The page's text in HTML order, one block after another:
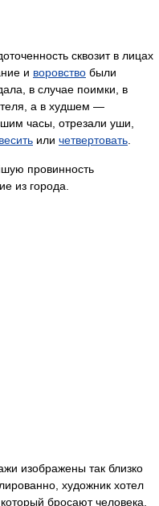
сквозит в лицах
и воровство были
в случае поимки, в
а в худшем —
часы, отрезали уши,
или четвертовать
провинность
из города.
изображены так близко
художник хотел
бросают человека,